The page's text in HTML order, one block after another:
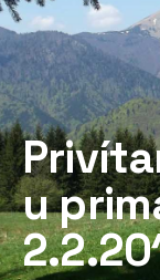
u